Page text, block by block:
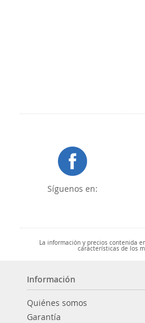
Síguenos en:
La información y precios contenida
características de los
Información
Quiénes somos
Garantía